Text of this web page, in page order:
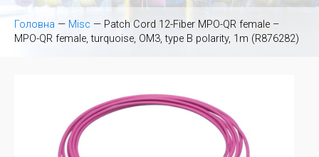
Головна — Misc — Patch Cord 12-Fiber MPO-QR female –
MPO-QR female, turquoise, OM3, type B polarity, 1m (R876282)